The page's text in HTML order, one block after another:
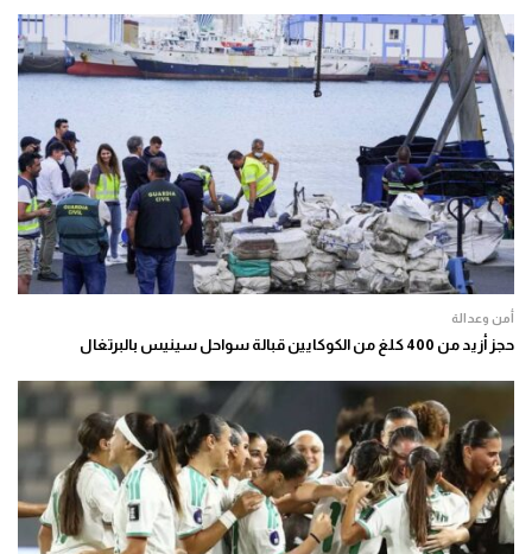
أمن وعدالة
حجز أزيد من 400 كلغ من الكوكايين قبالة سواحل سينيس بالبرتغال